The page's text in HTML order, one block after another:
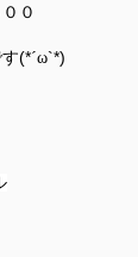
０
(*´ω`*)